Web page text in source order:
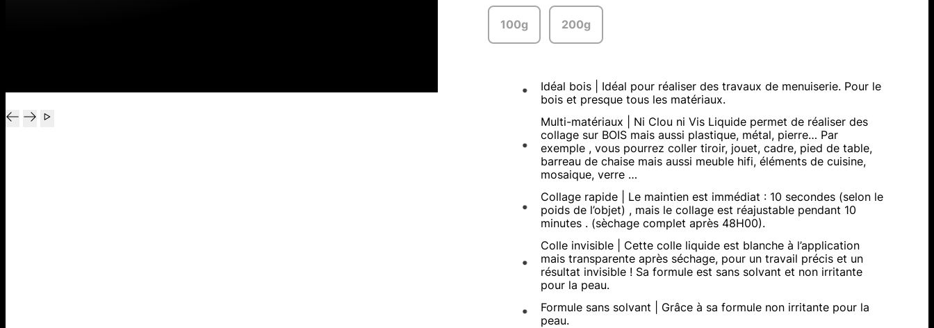
100g 200g
Idéal bois | Idéal pour réaliser des travaux de menuiserie. Pour le
bois et presque tous les matériaux.
Multi-matériaux | Ni Clou ni Vis Liquide permet de réaliser des
collage sur BOIS mais aussi plastique, métal, pierre… Par
exemple , vous pourrez coller tiroir, jouet, cadre, pied de table,
barreau de chaise mais aussi meuble hifi, éléments de cuisine,
mosaique, verre …
Collage rapide | Le maintien est immédiat : 10 secondes (selon le
poids de l’objet) , mais le collage est réajustable pendant 10
minutes . (sèchage complet après 48H00).
Colle invisible | Cette colle liquide est blanche à l’application
mais transparente après séchage, pour un travail précis et un
résultat invisible ! Sa formule est sans solvant et non irritante
pour la peau.
Formule sans solvant | Grâce à sa formule non irritante pour la
peau.